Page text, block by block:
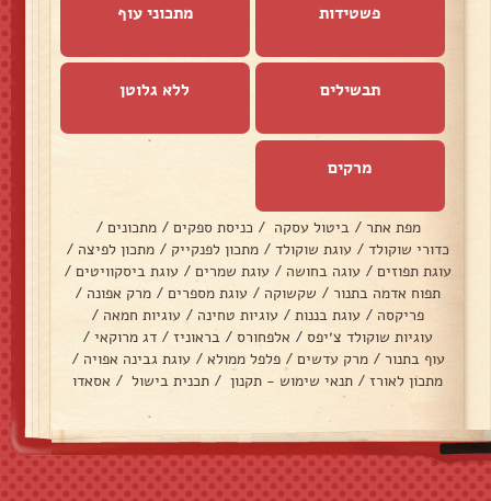
פשטידות מתכוני עוף
תבשילים ללא גלוטן
מרקים
מפת אתר / ביטול עסקה / כניסת ספקים / מתכונים /
כדורי שוקולד / עוגת שוקולד / מתכון לפנקייק / מתכון לפיצה /
עוגת תפוזים / עוגה בחושה / עוגת שמרים / עוגת ביסקוויטים /
תפוח אדמה בתנור / שקשוקה / עוגת מספרים / מרק אפונה /
פריקסה / עוגת בננות / עוגיות טחינה / עוגיות חמאה /
עוגיות שוקולד צ׳יפס / אלפחורס / בראוניז / דג מרוקאי /
עוף בתנור / מרק עדשים / פלפל ממולא / עוגת גבינה אפויה /
מתכון לאורז / תנאי שימוש - תקנון / תכנית בישול / אסאדו